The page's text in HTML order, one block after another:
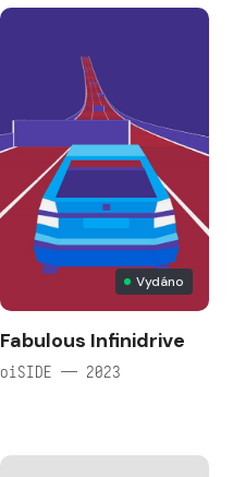
Vydáno
Fabulous Infinidrive
oiSIDE — 2023